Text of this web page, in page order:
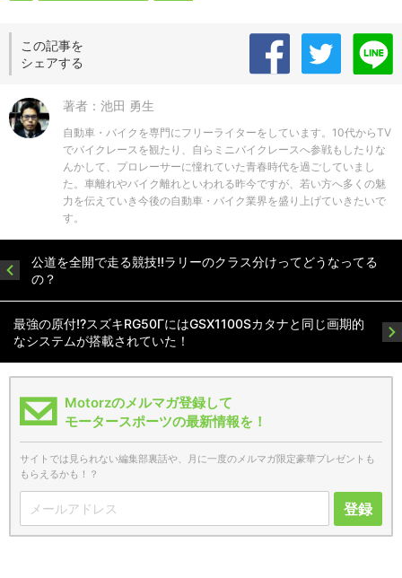
この記事を
シェアする
著者：池田 勇生
自動車・バイクを専門にフリーライターをしています。10代からTV
でバイクレースを観たり、自らミニバイクレースへ参戦もしたりな
んかして、プロレーサーに憧れていた青春時代を過ごしていまし
た。車離れやバイク離れといわれる昨今ですが、若い方へ多くの魅
力を伝えていき今後の自動車・バイク業界を盛り上げていきたいで
す。
公道を全開で走る競技!!ラリーのクラス分けってどうなってる
の？
最強の原付!?スズキRG50ΓにはGSX1100Sカタナと同じ画期的
なシステムが搭載されていた！
Motorzのメルマガ登録して
モータースポーツの最新情報を！
サイトでは見られない編集部裏話や、月に一度のメルマガ限定豪華プレゼントも
もらえるかも！？
登録